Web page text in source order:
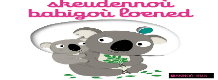
Mon imagier des bébés animaux
Des animations adaptées aux tout-petits sur chaque double page, dès
la couverture. Un petit jeu pour s'amuser avec les mots à la fin du